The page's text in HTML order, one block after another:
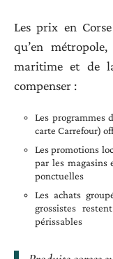
Les prix en
qu’en
maritime et de
compenser :
Les programmes
carte Carrefour)
Les promotions
par les magasins
ponctuelles
Les achats
grossistes
périssables